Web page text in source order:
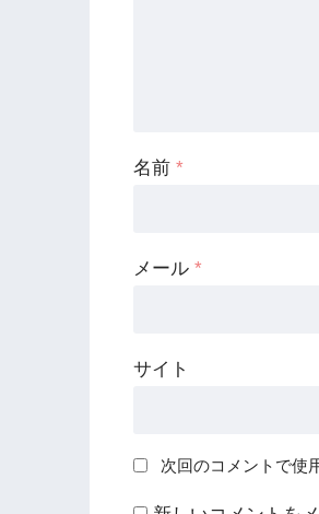
名前 *
メール *
サイト
次回のコメントで使